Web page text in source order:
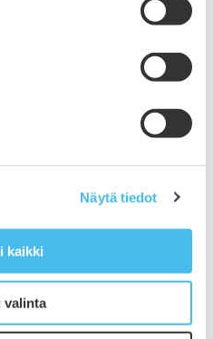
Näytä tiedot
kaikki
valintaitse enemmän”